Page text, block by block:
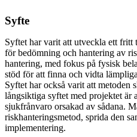
Syfte
Syftet har varit att utveckla ett
för bedömning och hantering av
hantering, med fokus på fysisk
stöd för att finna och vidta
Syftet har också varit att metoden
långsiktiga syftet med projektet är
sjukfrånvaro orsakad av sådana.
riskhanteringsmetod, sprida den
implementering.